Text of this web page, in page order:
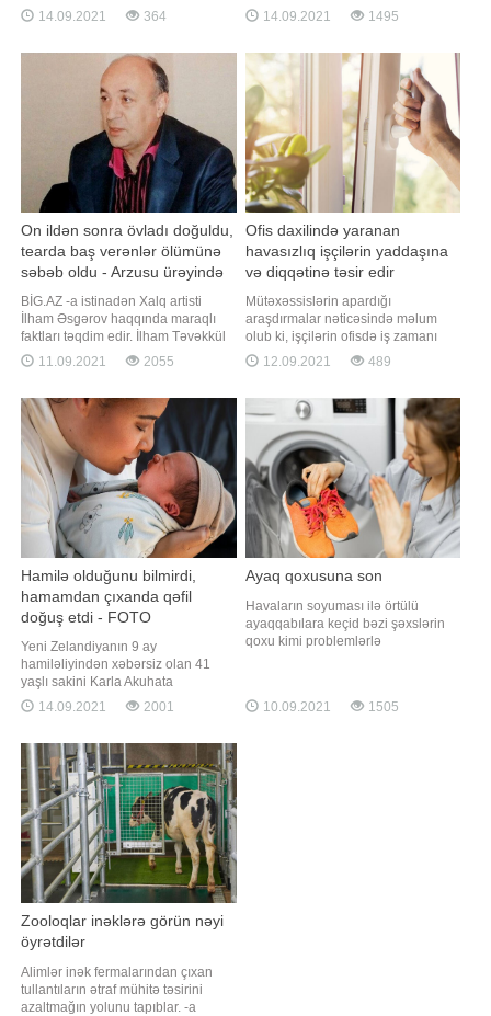
Zədələnmiş, çatlamış dodaq
toxumasını bərpa edir. - Dodaqları
bəxş edir. - Günəş şualarina qarşı
qoruma təmin edən dodaq baxım
14.09.2021 364
zəifləməsi) riskinin 44 faiz arta
biləcəyini göstərib. -a istinadən
kabab və burger kimi qidaların orta
və daha yuxarı yaşlarda beyin
sağlamlığın
14.09.2021 1495
On ildən sonra övladı doğuldu,
tearda baş verənlər ölümünə
səbəb oldu - Arzusu ürəyində
qalan Xalq artistimiz
BİG.AZ -a istinadən Xalq artisti
İlham Əsgərov haqqında maraqlı
faktları təqdim edir. İlham Təvəkkül
oğlu Əsgərov 16 iyul 1958-ci ildə
Masallı rayonunun Xançobançı
uşaqlıq illərindən teatra həvəs
göstərib. Məktəb illərində ilk dəfə
səhnəyə 9-cu sinifdə çıxıb. O, Abbas
Səhəti
11.09.2021 2055
Ofis daxilində yaranan
havasızlıq işçilərin yaddaşına
və diqqətinə təsir edir
Mütəxəssislərin apardığı
araşdırmalar nəticəsində məlum
olub ki, işçilərin ofisdə iş zamanı
yorğunluğunun və halsızlığının əsas
bir vacib səbəbi var. Belə ki, bu
istəməməsi ilə əlaqədar deyil.
Söhbət iş yerində olan havasız
şəraitdir. ABŞ-dan olan tədqiqatçılar
işçiləri
12.09.2021 489
Hamilə olduğunu bilmirdi,
hamamdan çıxanda qəfil
doğuş etdi - FOTO
Yeni Zelandiyanın 9 ay
hamiləliyindən xəbərsiz olan 41
yaşlı sakini Karla Akuhata
gözlənimədən yataq otağında uşaq
dünyaya gətirib. BİG.AZ xəbər verir
Herald" yazır. Belə ki, bir həftə öncə
anasının evində olan Akuhata qarın
nahiyəsində kəskin ağrı hiss edib
14.09.2021 2001
Ayaq qoxusuna son
Havaların soyuması ilə örtülü
ayaqqabılara keçid bəzi şəxslərin
qoxu kimi problemlərlə
ya corabdan qaynaqlanan bu
10.09.2021 1505
Zooloqlar inəklərə görün nəyi
öyrətdilər
Alimlər inək fermalarından çıxan
tullantıların ətraf mühitə təsirini
azaltmağın yolunu tapıblar. -a